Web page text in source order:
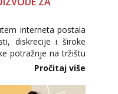
interneta postala
diskrecije i široke
potražnje na tržištu
nepouzdane
podrijetla. ...
Pročitaj više